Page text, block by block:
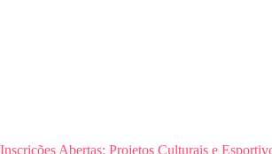
Inscrições Abertas: Projetos Culturais e